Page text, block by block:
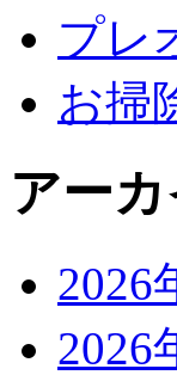
プレ
お掃
アー
2026
2026